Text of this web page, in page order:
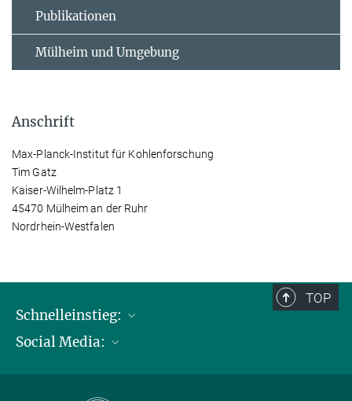
Publikationen
Mülheim und Umgebung
Anschrift
Max-Planck-Institut für Kohlenforschung
Tim Gatz
Kaiser-Wilhelm-Platz 1
45470 Mülheim an der Ruhr
Nordrhein-Westfalen
TOP
Schnelleinstieg:
Publikationen
Kontakt und Anfahrtsbeschreibung
Social Media: